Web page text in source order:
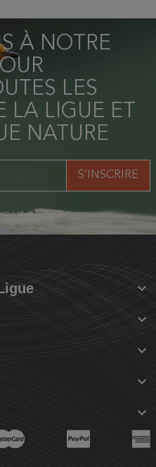
À NOTRE
LES
LIGUE ET
NATURE




